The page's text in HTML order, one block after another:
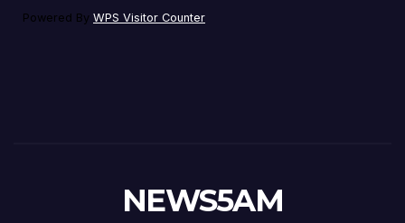
Powered By WPS Visitor Counter
NEWS5AM